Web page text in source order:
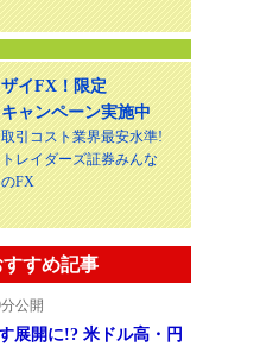
ザイFX！限定
キャンペーン実施中
取引コスト業界最安水準!
トレイダーズ証券みんな
のFX
すめ記事
公開
展開に!? 米ドル高・円